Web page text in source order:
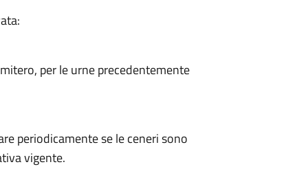
per le urne precedentemente
periodicamente se le ceneri sono
vigente.